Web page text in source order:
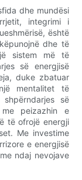
dhe mundësi
integrimi i
është
dhe të
sistem më të
së energjisë
duke zbatuar
mentalitet të
së
peizazhin e
të ofrojë energji
Me investime
e energjisë
ndaj nevojave